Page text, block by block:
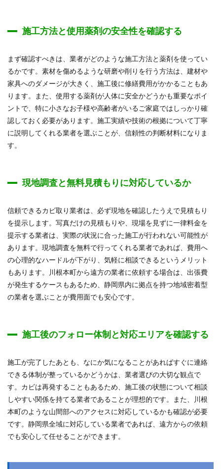
施工方法と使用薬剤の安全性を確認する
まず確認すべきは、業者がどのような施工方法と薬剤を使ってい
るかです。素材を傷めるような研磨や削りを行う方法は、建材や
家具へのダメージが大きく、施工後に修繕費用がかかることもあ
ります。また、使用する薬剤が人体に安全かどうかも重要なポイ
ントで、特に小さなお子様や高齢者がいるご家庭ではしっかり確
認しておく必要があります。施工実績や技術の根拠について丁寧
に説明してくれる業者を選ぶことが、信頼性の判断材料になりま
す。
現地調査と無料見積もりに対応しているか
信頼できるカビ取り業者は、必ず現地を確認したうえで見積もり
を提示します。写真だけの見積もりや、現場を見ずに一律料金を
提示する業者は、実際の状況に合った施工が行われない可能性が
あります。現地調査を無料で行ってくれる業者であれば、費用へ
の心理的なハードルが下がり、気軽に相談できるというメリット
もあります。川根本町から遠方の業者に依頼する場合は、出張費
が発生するケースもあるため、静岡県内に拠点を持つ地域密着型
の業者を選ぶことが費用面でも安心です。
施工後のフォロー体制と対応エリアを確認する
施工が完了したあとも、なにか気になることがあればすぐに連絡
できる体制が整っているかどうかは、業者選びの大切な観点で
す。カビは再発することもあるため、施工後の状態について相談
しやすい関係を持てる業者であることが理想的です。また、川根
本町のような山間部へのアクセスに対応しているかも確認が必要
です。静岡県全域に対応している業者であれば、遠方からの依頼
でも安心して任せることができます。